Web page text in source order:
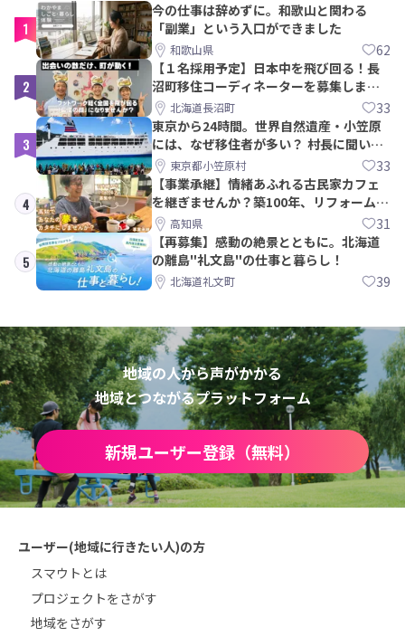
1
今の仕事は辞めずに。和歌山と関わる
「副業」という入口ができました
和歌山県 62
2
【１名採用予定】日本中を飛び回る！長
沼町移住コーディネーターを募集しま
す！北海道長沼町 33
3
東京から24時間。世界自然遺産・小笠原
には、なぜ移住者が多い？ 村長に聞いて
みた東京都小笠原村 33
4
【事業承継】情緒あふれる古民家カフェ
を継ぎませんか？築100年、リフォームか
ら約10年！
高知県 31
5
【再募集】感動の絶景とともに。北海道
の離島"礼文島"の仕事と暮らし！
北海道礼文町 39
地域の人から声がかかる
地域とつながるプラットフォーム
新規ユーザー登録（無料）
ユーザー(地域に行きたい人)の方
スマウトとは
プロジェクトをさがす
地域をさがす